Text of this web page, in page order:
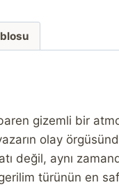
gizemli bir
olay
aynı
türünün en